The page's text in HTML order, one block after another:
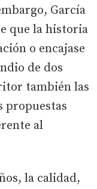
García
que la historia
o encajase
de dos
también las
propuestas
al
la calidad,